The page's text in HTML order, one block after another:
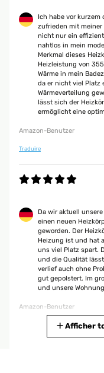
Ich habe vor kurzem
zufrieden mit meiner
nicht nur ein
nahtlos in mein
Merkmal dieses
Heizleistung von
Wärme in mein
da er nicht viel Platz
Wärmeverteilung
lässt sich der
ermöglicht eine
Amazon-Benutzer
Traduire
Da wir aktuell
einen neuen
geworden. Der
Heizung ist und hat
uns viel Platz spart.
und die Qualität
verlief auch ohne
gut gepolstert. Im
und unsere
Amazon-Benutzer
Afficher